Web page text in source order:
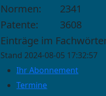
Normen:
2341
Patente:
3608
Einträge im
Stand 2024-08-05 17:32:57
Ihr Abonnement
Termine